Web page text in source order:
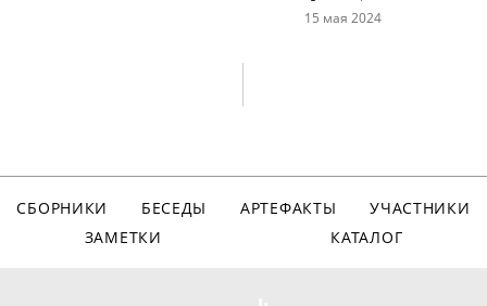
15 мая 2024
СБОРНИКИ БЕСЕДЫ АРТЕФАКТЫ
УЧАСТНИКИ
ЗАМЕТКИ
КАТАЛОГ